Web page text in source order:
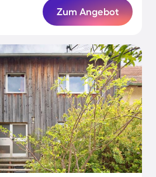
Zum Angebot